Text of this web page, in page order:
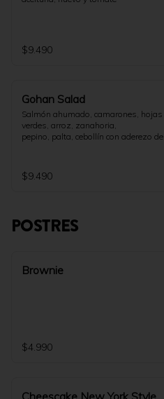
$9.490
Gohan Salad
Salmón ahumado, camarones, hojas
verdes, arroz, zanahoria,
pepino, palta, cebollín con aderezo de
$9.490
POSTRES
Brownie
$4.990
Cheescake New York Style